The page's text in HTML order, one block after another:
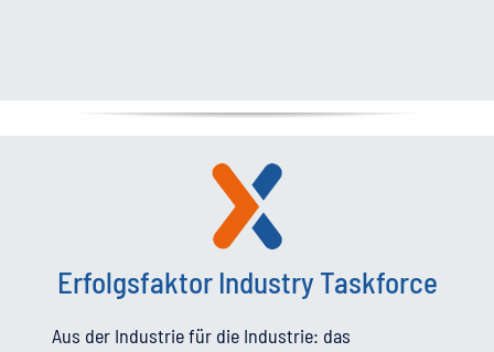
Erfolgsfaktor Industry Taskforce
Aus der Industrie für die Industrie: das